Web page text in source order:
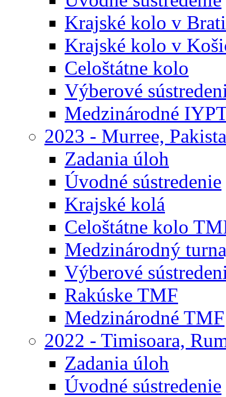
Krajské kolo v
Krajské kolo v
Celoštátne kolo
Výberové
Medzinárodné
2023 - Murree,
Zadania úloh
Úvodné sústredenie
Krajské kolá
Celoštátne kolo
Medzinárodný
Výberové
Rakúske TMF
Medzinárodné TMF
2022 - Timisoara,
Zadania úloh
Úvodné sústredenie